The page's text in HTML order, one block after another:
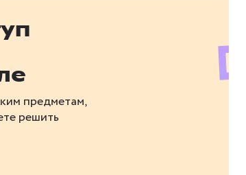
предметам,
решить